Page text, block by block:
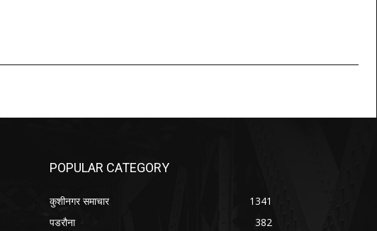
POPULAR CATEGORY
कुशीनगर समाचार
1341
पडरौना
382